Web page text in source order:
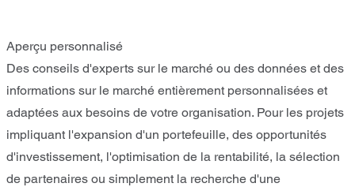
Aperçu personnalisé
Des conseils d'experts sur le marché ou des données et des
informations sur le marché entièrement personnalisées et
adaptées aux besoins de votre organisation. Pour les projets
impliquant l'expansion d'un portefeuille, des opportunités
d'investissement, l'optimisation de la rentabilité, la sélection
de partenaires ou simplement la recherche d'une